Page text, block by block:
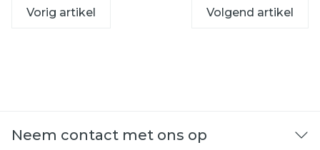
Vorig artikel Volgend artikel
Neem contact met ons op